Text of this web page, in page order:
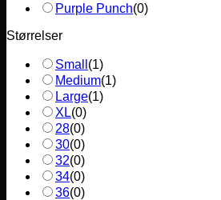
Purple Punch(0)
Størrelser
Small (1)
Medium(1)
Large(1)
XL(0)
28(0)
30(0)
32(0)
34(0)
36(0)